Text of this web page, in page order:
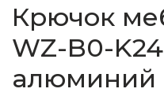
Крючок
WZ-B0-
алюминий